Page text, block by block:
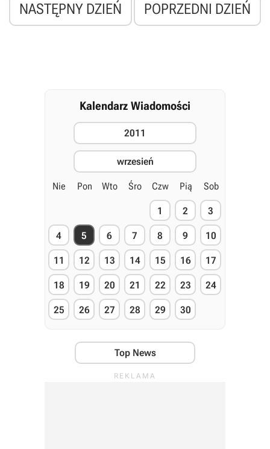
NASTĘPNY DZIEŃ POPRZEDNI DZIEŃ
Kalendarz Wiadomości
2011
wrzesień
Nie Pon Wto Śro Czw Pią Sob
1 2 3
4 5 6 7 8 9 10
11 12 13 14 15 16 17
18 19 20 21 22 23 24
25 26 27 28 29 30
Top News